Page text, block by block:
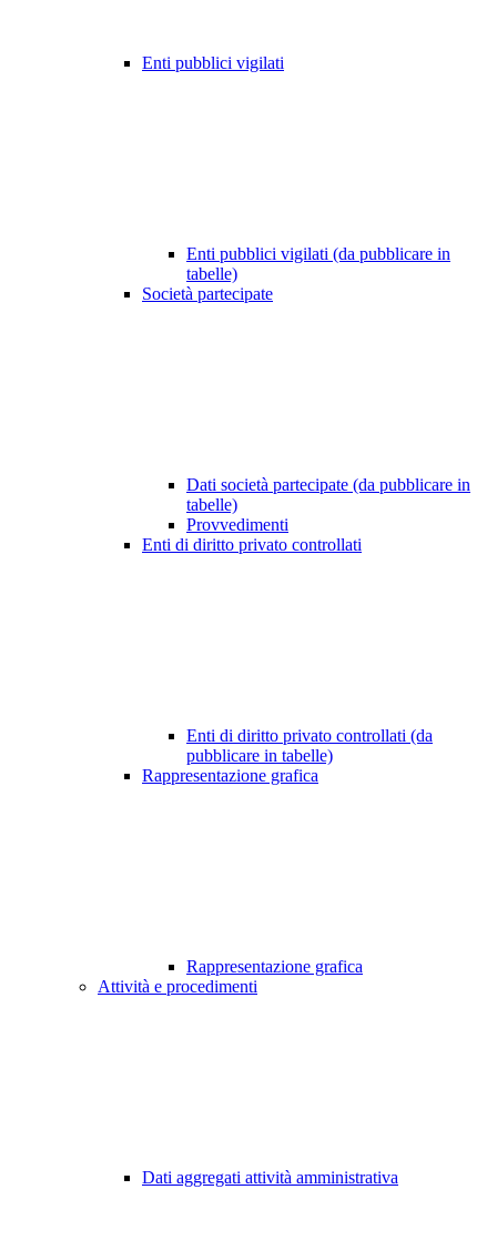
Enti pubblici vigilati
Enti pubblici vigilati (da pubblicare in
tabelle)
Società partecipate
Dati società partecipate (da pubblicare in
tabelle)
Provvedimenti
Enti di diritto privato controllati
Enti di diritto privato controllati (da
pubblicare in tabelle)
Rappresentazione grafica
Rappresentazione grafica
Attività e procedimenti
Dati aggregati attività amministrativa